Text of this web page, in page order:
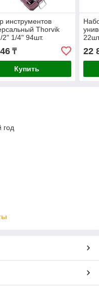
инструментов
Thorvik
2" 1/4" 94шт.
₸
Купить
22
год